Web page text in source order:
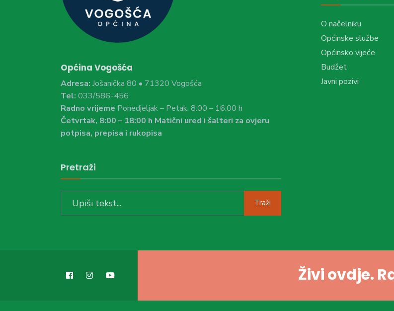
Općina Vogošća
Adresa: Jošanička 80 • 71320 Vogošća
Tel: 033/586-456
Radno vrijeme Ponedjeljak – Petak, 8:00 – 16:00 h
Četvrtak, 8:00 – 18:00 h Matični ured i šalteri za ovjeru
potpisa, prepisa i rukopisa
Pretraži
Traži
O načelniku
Općinske službe
Općinsko vijeće
Budžet
Javni pozivi
Živi ovdje.